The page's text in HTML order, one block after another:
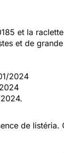
et la
et de
2024
de